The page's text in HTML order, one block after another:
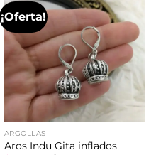
¡Oferta!
ARGOLLAS
Aros Indu Gita inflados